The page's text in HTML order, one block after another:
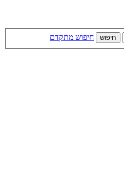
חיפוש חיפוש מתקדם